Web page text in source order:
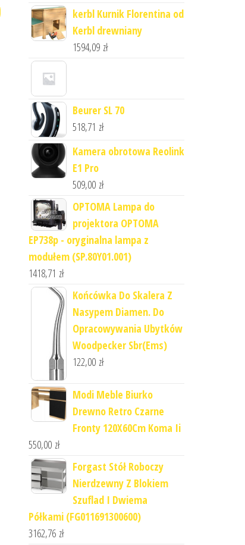
kerbl Kurnik Florentina od
Kerbl drewniany
1594,09 zł
Beurer SL 70
518,71 zł
Kamera obrotowa Reolink
E1 Pro
509,00 zł
OPTOMA Lampa do
projektora OPTOMA
EP738p - oryginalna lampa z
modułem (SP.80Y01.001)
1418,71 zł
Końcówka Do Skalera Z
Nasypem Diamen. Do
Opracowywania Ubytków
Woodpecker Sbr(Ems)
122,00 zł
Modi Meble Biurko
Drewno Retro Czarne
Fronty 120X60Cm Koma Ii
550,00 zł
Forgast Stół Roboczy
Nierdzewny Z Blokiem
Szuflad I Dwiema
Półkami (FG011691300600)
3162,76 zł